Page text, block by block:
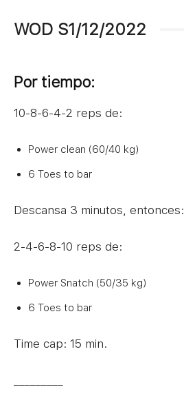
WOD S1/12/2022
Por tiempo:
10-8-6-4-2 reps de:
Power clean (60/40 kg)
6 Toes to bar
Descansa 3 minutos, entonces:
2-4-6-8-10 reps de:
Power Snatch (50/35 kg)
6 Toes to bar
Time cap: 15 min.